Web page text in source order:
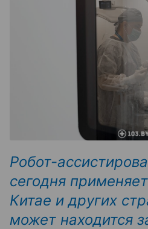
Робот-
сегодня
Китае и других
может находится